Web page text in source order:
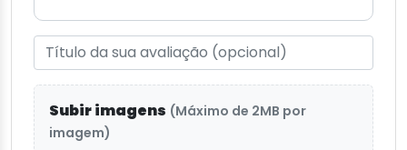
Subir imagens (Máximo de 2MB por
imagem)